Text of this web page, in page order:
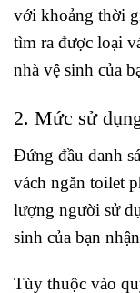
với khoảng thời
tìm ra được loại
nhà vệ sinh của
2. Mức sử
Đứng đầu danh
vách ngăn toilet
lượng người sử
sinh của bạn
Tùy thuộc vào